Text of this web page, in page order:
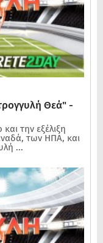
Θεά" -
την εξέλιξη
των ΗΠΑ, και
...